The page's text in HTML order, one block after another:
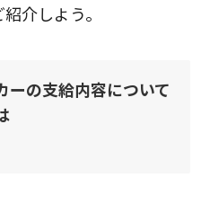
介しよう。
ーの支給内容について